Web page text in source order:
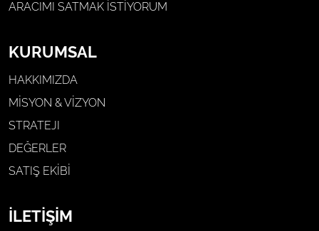
ARACIMI SATMAK İSTIYORUM
KURUMSAL
HAKKIMIZDA
MİSYON & VİZYON
STRATEJI
DEĞERLER
SATIŞ EKİBİ
İLETİŞİM